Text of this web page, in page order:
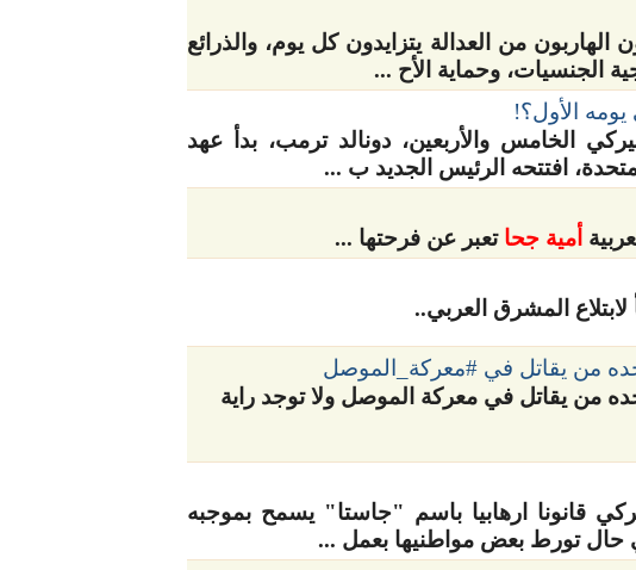
الهاربون من العدالة يتزايدون كل يوم، والذرائع
الجنسيات، وحماية الأح ...
الأول؟!
الخامس والأربعين، دونالد ترمب، بدأ عهد
افتتحه الرئيس الجديد ب ...
أمية جحا تعبر عن فرحتها ...
لابتلاع المشرق العربي..
من يقاتل في #معركة_الموصل
من يقاتل في معركة الموصل ولا توجد راية
قانونا ارهابيا باسم "جاستا" يسمح بموجبه
حال تورط بعض مواطنيها بعمل ...